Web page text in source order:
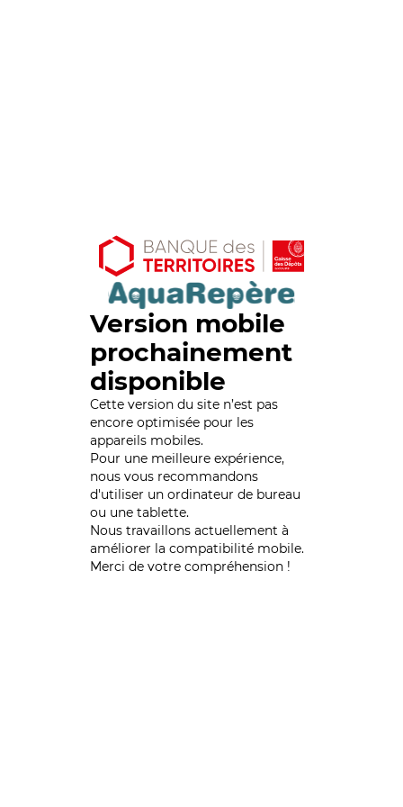
Version mobile
prochainement
disponible
Cette version du site n’est pas
encore optimisée pour les
appareils mobiles.
Pour une meilleure expérience,
nous vous recommandons
d'utiliser un ordinateur de bureau
ou une tablette.
Nous travaillons actuellement à
améliorer la compatibilité mobile.
Merci de votre compréhension !